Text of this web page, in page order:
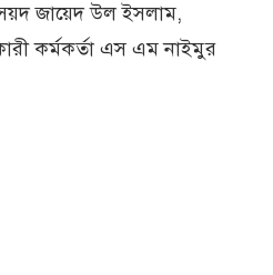
জায়েদ উল ইসলাম,
কর্মকর্তা এস এম নাইমুর